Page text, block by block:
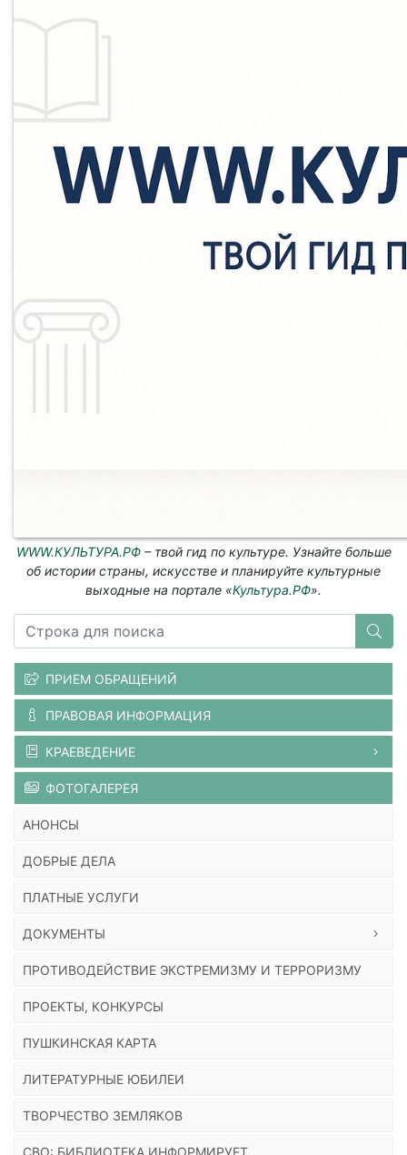
WWW.КУЛЬТУРА.РФ– твой гид по культуре. Узнайте больше
об истории страны, искусстве и планируйте культурные
выходные на портале «Культура.РФ».
ПРИЕМ ОБРАЩЕНИЙ
ПРАВОВАЯ ИНФОРМАЦИЯ
КРАЕВЕДЕНИЕ
ФОТОГАЛЕРЕЯ
АНОНСЫ
ДОБРЫЕ ДЕЛА
ПЛАТНЫЕ УСЛУГИ
ДОКУМЕНТЫ
ПРОТИВОДЕЙСТВИЕ ЭКСТРЕМИЗМУ И ТЕРРОРИЗМУ
ПРОЕКТЫ, КОНКУРСЫ
ПУШКИНСКАЯ КАРТА
ЛИТЕРАТУРНЫЕ ЮБИЛЕИ
ТВОРЧЕСТВО ЗЕМЛЯКОВ
СВО: БИБЛИОТЕКА ИНФОРМИРУЕТ